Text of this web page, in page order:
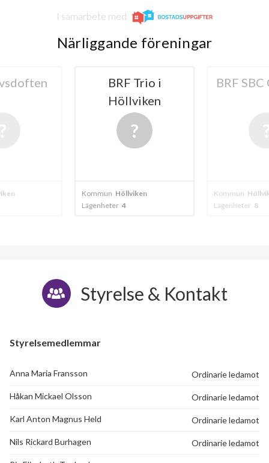
18
lägenheter
I samarbete med
Närliggande föreningar
i
BRF SBC Oktetten
Kommun Höllviken
Lägenheter 8
BRF
Kommun
Lägenheter 14
Styrelse & Kontakt
Styrelsemedlemmar
Anna Maria Fransson Ordinarie ledamot
Håkan Mickael Olsson Ordinarie ledamot
Karl Anton Magnus Held Ordinarie ledamot
Nils Rickard Burhagen Ordinarie ledamot